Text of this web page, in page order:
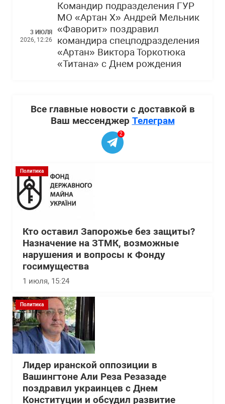
3 ИЮЛЯ
2026, 12:26
Командир подразделения ГУР
МО «Артан Х» Андрей Мельник
«Фаворит» поздравил
командира спецподразделения
«Артан» Виктора Торкотюка
«Титана» с Днем рождения
Все главные новости с доставкой в
Ваш мессенджер Телеграм
2
Политика
Кто оставил Запорожье без защиты?
Назначение на ЗТМК, возможные
нарушения и вопросы к Фонду
госимущества
1 июля, 15:24
Политика
Лидер иранской оппозиции в
Вашингтоне Али Реза Резазаде
поздравил украинцев с Днем
Конституции и обсудил развитие